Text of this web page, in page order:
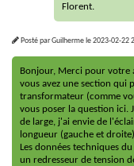
Florent.
Posté parGuilhermele2023-02-22
Bonjour, Merci pour votre
vous avez une section qui
transformateur (comme
vous poser la question ici.
de large, j'ai envie de
longueur (gauche et
Les données techniques
un redresseur de tension